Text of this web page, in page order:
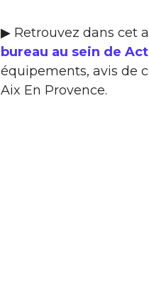
▶ Retrouvez dans cet
bureau au sein de
équipements, avis de
Aix En Provence.